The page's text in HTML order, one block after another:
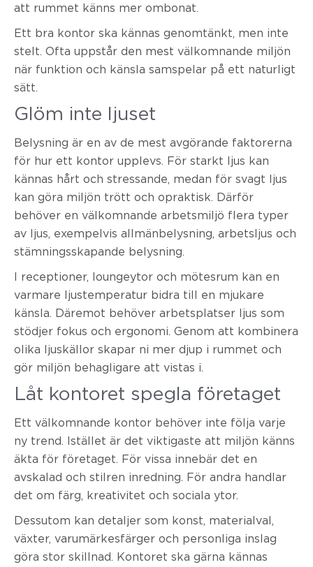
att rummet känns mer ombonat.
Ett bra kontor ska kännas genomtänkt, men inte
stelt. Ofta uppstår den mest välkomnande miljön
när funktion och känsla samspelar på ett naturligt
sätt.
Glöm inte ljuset
Belysning är en av de mest avgörande faktorerna
för hur ett kontor upplevs. För starkt ljus kan
kännas hårt och stressande, medan för svagt ljus
kan göra miljön trött och opraktisk. Därför
behöver en välkomnande arbetsmiljö flera typer
av ljus, exempelvis allmänbelysning, arbetsljus och
stämningsskapande belysning.
I receptioner, loungeytor och mötesrum kan en
varmare ljustemperatur bidra till en mjukare
känsla. Däremot behöver arbetsplatser ljus som
stödjer fokus och ergonomi. Genom att kombinera
olika ljuskällor skapar ni mer djup i rummet och
gör miljön behagligare att vistas i.
Låt kontoret spegla företaget
Ett välkomnande kontor behöver inte följa varje
ny trend. Istället är det viktigaste att miljön känns
äkta för företaget. För vissa innebär det en
avskalad och stilren inredning. För andra handlar
det om färg, kreativitet och sociala ytor.
Dessutom kan detaljer som konst, materialval,
växter, varumärkesfärger och personliga inslag
göra stor skillnad. Kontoret ska gärna kännas